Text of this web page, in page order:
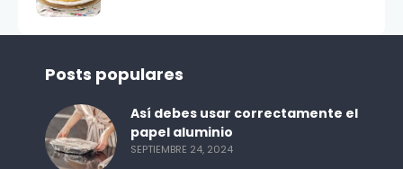
Posts populares
Así debes usar correctamente el
papel aluminio
SEPTIEMBRE 24, 2024